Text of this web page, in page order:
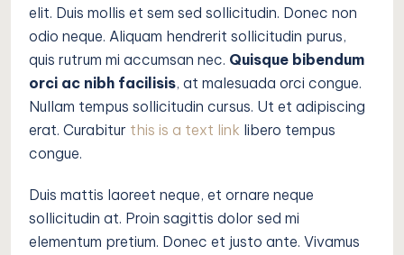
elit. Duis mollis et sem sed sollicitudin. Donec non
odio neque. Aliquam hendrerit sollicitudin purus,
quis rutrum mi accumsan nec. Quisque bibendum
orci ac nibh facilisis, at malesuada orci congue.
Nullam tempus sollicitudin cursus. Ut et adipiscing
erat. Curabitur this is a text link libero tempus
congue.
Duis mattis laoreet neque, et ornare neque
sollicitudin at. Proin sagittis dolor sed mi
elementum pretium. Donec et justo ante. Vivamus